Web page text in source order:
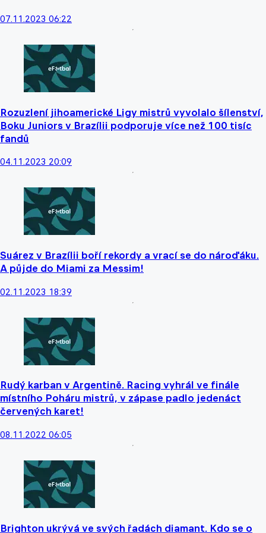
07.11.2023 06:22
Rozuzlení jihoamerické Ligy mistrů vyvolalo šílenství,
Boku Juniors v Brazílii podporuje více než 100 tisíc
fandů
04.11.2023 20:09
Suárez v Brazílii boří rekordy a vrací se do nároďáku.
A půjde do Miami za Messim!
02.11.2023 18:39
Rudý karban v Argentině. Racing vyhrál ve finále
místního Poháru mistrů, v zápase padlo jedenáct
červených karet!
08.11.2022 06:05
Brighton ukrývá ve svých řadách diamant. Kdo se o